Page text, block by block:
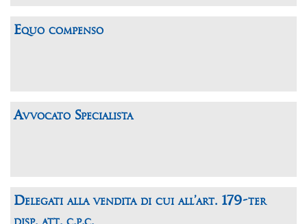
Equo compenso
Avvocato Specialista
Delegati alla vendita di cui all’art. 179-ter